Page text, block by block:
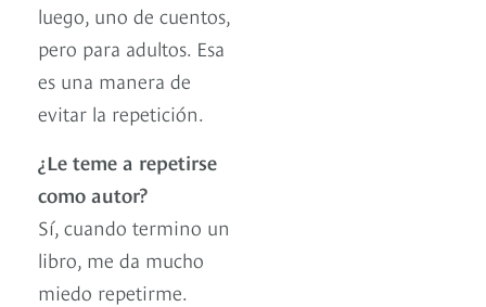
luego, uno de cuentos,
pero para adultos. Esa
es una manera de
evitar la repetición.
¿Le teme a repetirse
como autor?
Sí, cuando termino un
libro, me da mucho
miedo repetirme.